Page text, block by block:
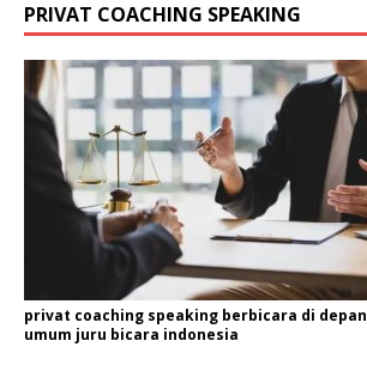
PRIVAT COACHING SPEAKING
privat coaching speaking berbicara di depan
umum juru bicara indonesia